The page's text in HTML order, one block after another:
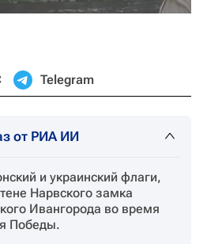
Telegram
от РИА ИИ
и украинский флаги,
Нарвского замка
Ивангорода во время
Победы.